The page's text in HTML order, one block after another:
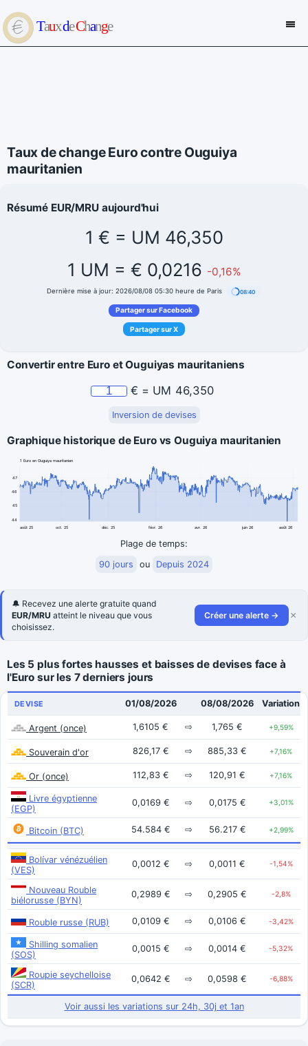
Taux de change Euro contre Ouguiya
mauritanien
Résumé EUR/MRU aujourd'hui
1 € = UM 46,350
1 UM = € 0,0216 -0,16%
Dernière mise à jour: 2026/08/08 05:30 heure de Paris 08:40
Partager sur Facebook
Partager sur X
Convertir entre Euro et Ouguiyas mauritaniens
€ = UM 46,350
Inversion de devises
Graphique historique de Euro vs Ouguiya mauritanien
44
45
46
47
août 25 oct. 25 déc. 25 févr. 26 avr. 26 juin 26 août 26
1 Euro en Ouguiya mauritanien
Plage de temps:
90 jours
ou Depuis 2024
🔔 Recevez une alerte gratuite quand
EUR/MRU atteint le niveau que vous
choisissez.
Créer une alerte → ×
Les 5 plus fortes hausses et baisses de devises face à
l'Euro sur les 7 derniers jours
DEVISE 01/08/2026 08/08/2026 Variation
Argent (once) 1,6105 € ⇨ 1,765 € +9,59%
Souverain d'or 826,17 € ⇨ 885,33 € +7,16%
Or (once) 112,83 € ⇨ 120,91 € +7,16%
Livre égyptienne
(EGP)
0,0169 € ⇨ 0,0175 € +3,01%
Bitcoin (BTC) 54.584 € ⇨ 56.217 € +2,99%
Bolívar vénézuélien
(VES)
0,0012 € ⇨ 0,0011 € -1,54%
Nouveau Rouble
biélorusse (BYN)
0,2989 € ⇨ 0,2905 € -2,8%
Rouble russe (RUB) 0,0109 € ⇨ 0,0106 € -3,42%
Shilling somalien
(SOS)
0,0015 € ⇨ 0,0014 € -5,32%
Roupie seychelloise
(SCR)
0,0642 € ⇨ 0,0598 € -6,88%
Voir aussi les variations sur 24h, 30j et 1an